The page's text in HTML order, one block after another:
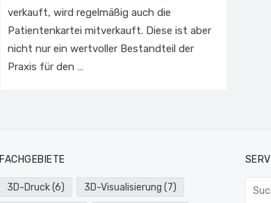
verkauft, wird regelmäßig auch die
Patientenkartei mitverkauft. Diese ist aber
nicht nur ein wertvoller Bestandteil der
Praxis für den …
FACHGEBIETE
3D-Druck(6) 3D-Visualisierung (7)